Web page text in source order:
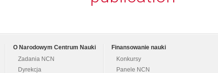
O Narodowym Centrum Nauki
Zadania NCN
Dyrekcja
Finansowanie nauki
Konkursy
Panele NCN